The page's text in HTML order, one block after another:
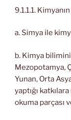
9.1.1.1.
a. Simya ile
b. Kimya
Mezopotamya,
Yunan, Orta
yaptığı
okuma parçası